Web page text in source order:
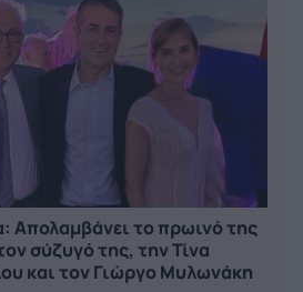
Απολαμβάνει το πρωινό της
σύζυγό της, την Τίνα
και τον Γιώργο Μυλωνάκη